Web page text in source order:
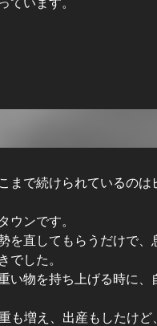
まで続けられているのは
ウンです。
直してもらうだけで、
でした。
い物を持ち上げる時に、
も増え、出産もしたけ